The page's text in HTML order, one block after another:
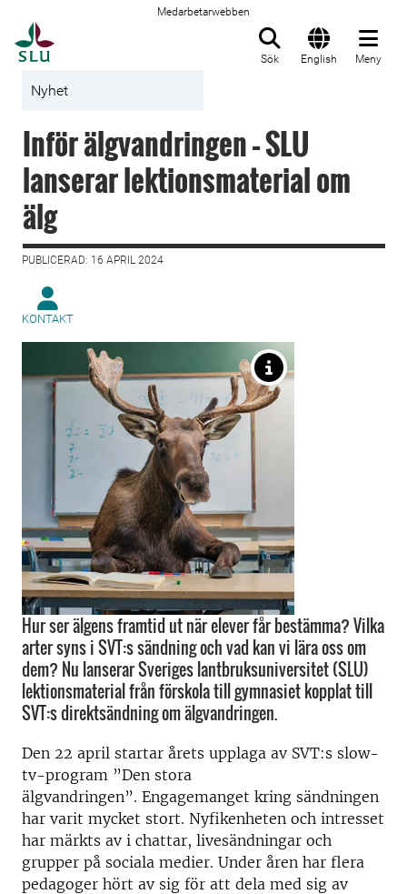
Medarbetarwebben
Sök English Meny
Nyhet
Inför älgvandringen – SLU
lanserar lektionsmaterial om
älg
PUBLICERAD: 16 APRIL 2024
KONTAKT
Hur ser älgens framtid ut när elever får bestämma? Vilka
arter syns i SVT:s sändning och vad kan vi lära oss om
dem? Nu lanserar Sveriges lantbruksuniversitet (SLU)
lektionsmaterial från förskola till gymnasiet kopplat till
SVT:s direktsändning om älgvandringen.
Den 22 april startar årets upplaga av SVT:s slow-
tv-program ”Den stora
älgvandringen”. Engagemanget kring sändningen
har varit mycket stort. Nyfikenheten och intresset
har märkts av i chattar, livesändningar och
grupper på sociala medier. Under åren har flera
pedagoger hört av sig för att dela med sig av